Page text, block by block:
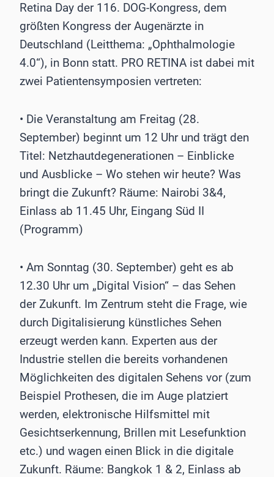
Retina Day der 116. DOG-Kongress, dem
größten Kongress der Augenärzte in
Deutschland (Leitthema: „Ophthalmologie
4.0“), in Bonn statt. PRO RETINA ist dabei mit
zwei Patientensymposien vertreten:
• Die Veranstaltung am Freitag (28.
September) beginnt um 12 Uhr und trägt den
Titel: Netzhautdegenerationen – Einblicke
und Ausblicke – Wo stehen wir heute? Was
bringt die Zukunft? Räume: Nairobi 3&4,
Einlass ab 11.45 Uhr, Eingang Süd II
(Programm)
• Am Sonntag (30. September) geht es ab
12.30 Uhr um „Digital Vision“ – das Sehen
der Zukunft. Im Zentrum steht die Frage, wie
durch Digitalisierung künstliches Sehen
erzeugt werden kann. Experten aus der
Industrie stellen die bereits vorhandenen
Möglichkeiten des digitalen Sehens vor (zum
Beispiel Prothesen, die im Auge platziert
werden, elektronische Hilfsmittel mit
Gesichtserkennung, Brillen mit Lesefunktion
etc.) und wagen einen Blick in die digitale
Zukunft. Räume: Bangkok 1 & 2, Einlass ab